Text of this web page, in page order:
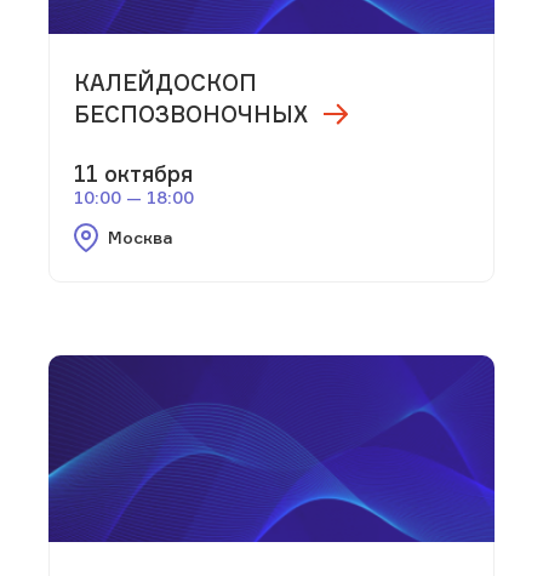
КАЛЕЙДОСКОП
БЕСПОЗВОНОЧНЫХ
11 октября
10:00 — 18:00
Москва